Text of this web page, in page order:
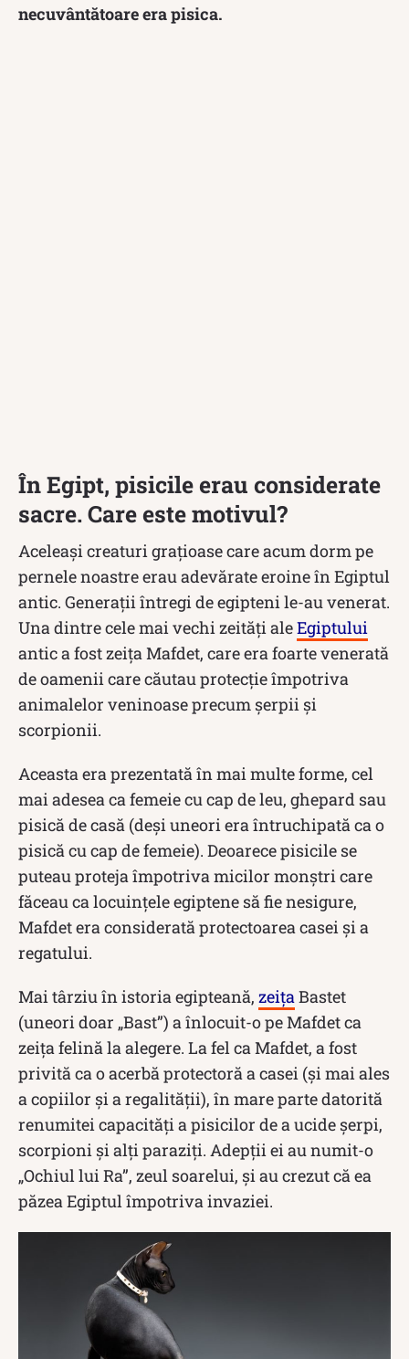
necuvântătoare era pisica.
În Egipt, pisicile erau considerate
sacre. Care este motivul?
Aceleași creaturi grațioase care acum dorm pe
pernele noastre erau adevărate eroine în Egiptul
antic. Generații întregi de egipteni le-au venerat.
Una dintre cele mai vechi zeități aleEgiptului
antic a fost zeița Mafdet, care era foarte venerată
de oamenii care căutau protecție împotriva
animalelor veninoase precum șerpii și
scorpionii.
Aceasta era prezentată în mai multe forme, cel
mai adesea ca femeie cu cap de leu, ghepard sau
pisică de casă (deși uneori era întruchipată ca o
pisică cu cap de femeie). Deoarece pisicile se
puteau proteja împotriva micilor monștri care
făceau ca locuințele egiptene să fie nesigure,
Mafdet era considerată protectoarea casei și a
regatului.
Mai târziu în istoria egipteană, zeița Bastet
(uneori doar „Bast”) a înlocuit-o pe Mafdet ca
zeița felină la alegere. La fel ca Mafdet, a fost
privită ca o acerbă protectoră a casei (și mai ales
a copiilor și a regalității), în mare parte datorită
renumitei capacități a pisicilor de a ucide șerpi,
scorpioni și alți paraziți. Adepții ei au numit-o
„Ochiul lui Ra”, zeul soarelui, și au crezut că ea
păzea Egiptul împotriva invaziei.